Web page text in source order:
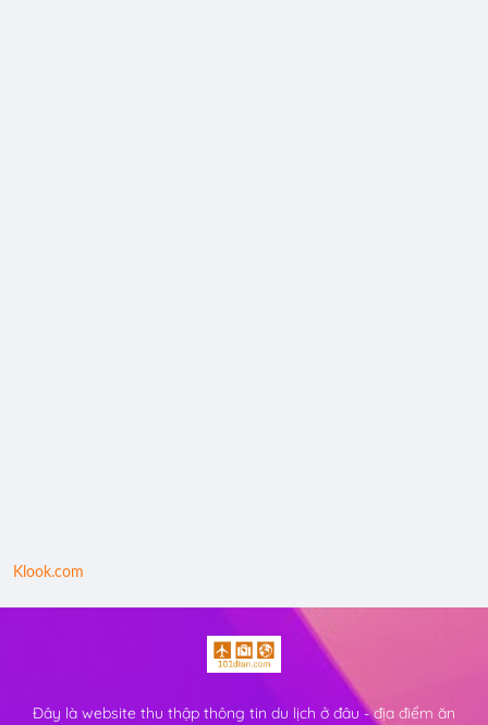
Klook.com
Đây là website thu thập thông tin du lịch ở đâu - địa điểm ăn